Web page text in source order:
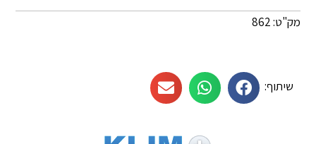
מק"ט: 862
שיתוף: